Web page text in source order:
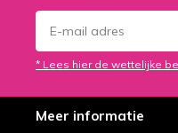
* Lees hier de wettelijke
Meer informatie